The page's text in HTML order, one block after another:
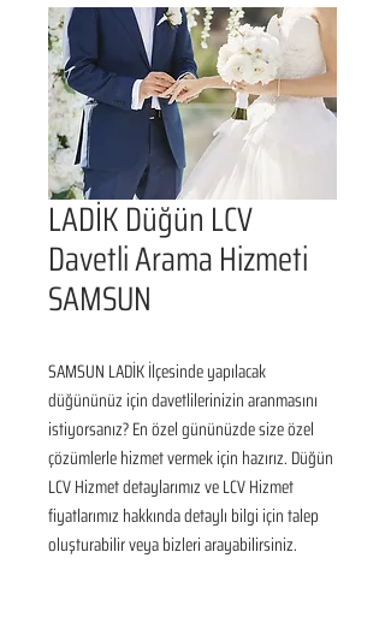
LADİK Düğün LCV
Davetli Arama Hizmeti
SAMSUN
SAMSUN LADİK İlçesinde yapılacak
düğününüz için davetlilerinizin aranmasını
istiyorsanız? En özel gününüzde size özel
çözümlerle hizmet vermek için hazırız. Düğün
LCV Hizmet detaylarımız ve LCV Hizmet
fiyatlarımız hakkında detaylı bilgi için talep
oluşturabilir veya bizleri arayabilirsiniz.